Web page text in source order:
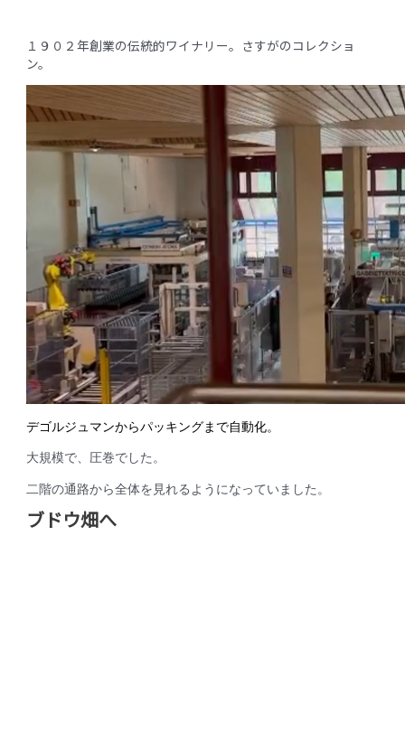
１９０２年創業の伝統的ワイナリー。さすがのコレクショ
ン。
デゴルジュマンからパッキングまで自動化。
大規模で、圧巻でした。
二階の通路から全体を見れるようになっていました。
ブドウ畑へ